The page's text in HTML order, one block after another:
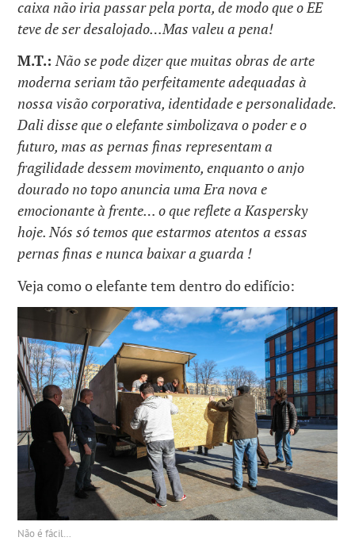
caixa não iria passar pela porta, de modo que o EE
teve de ser desalojado…Mas valeu a pena!
M.T.:Não se pode dizer que muitas obras de arte
moderna seriam tão perfeitamente adequadas à
nossa visão corporativa, identidade e personalidade.
Dali disse que o elefante simbolizava o poder e o
futuro, mas as pernas finas representam a
fragilidade dessem movimento, enquanto o anjo
dourado no topo anuncia uma Era nova e
emocionante à frente… o que reflete a Kaspersky
hoje. Nós só temos que estarmos atentos a essas
pernas finas e nunca baixar a guarda !
Veja como o elefante tem dentro do edifício:
Não é fácil…